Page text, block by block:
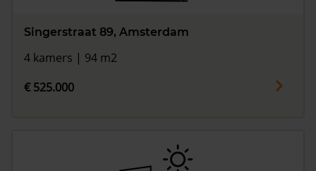
Singerstraat 89, Amsterdam
4 kamers | 94 m2
€ 525.000